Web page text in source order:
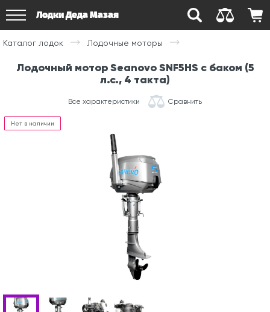
Лодки Деда Мазая
Каталог лодок Лодочные моторы
Лодочный мотор Seanovo SNF5HS с баком (5
л.с., 4 такта)
Все характеристики Сравнить
Нет в наличии